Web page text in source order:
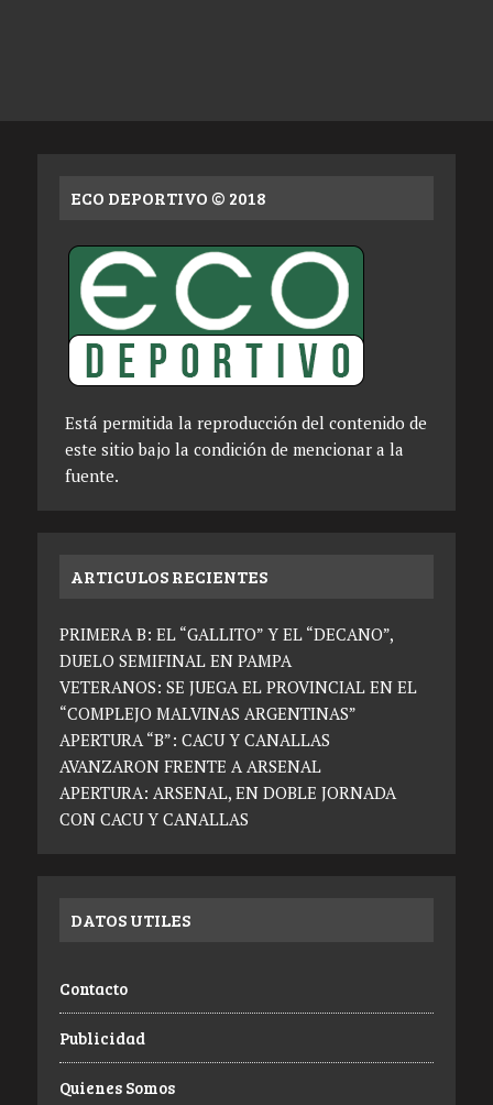
ECO DEPORTIVO © 2018
Está permitida la reproducción del contenido de
este sitio bajo la condición de mencionar a la
fuente.
ARTICULOS RECIENTES
PRIMERA B: EL “GALLITO” Y EL “DECANO”,
DUELO SEMIFINAL EN PAMPA
VETERANOS: SE JUEGA EL PROVINCIAL EN EL
“COMPLEJO MALVINAS ARGENTINAS”
APERTURA “B”: CACU Y CANALLAS
AVANZARON FRENTE A ARSENAL
APERTURA: ARSENAL, EN DOBLE JORNADA
CON CACU Y CANALLAS
DATOS UTILES
Contacto
Publicidad
Quienes Somos